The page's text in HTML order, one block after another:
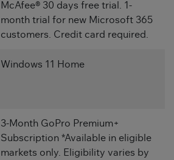
McAfee® 30 days free trial. 1-
month trial for new Microsoft 365
customers. Credit card required.
Windows 11 Home
3-Month GoPro Premium+
Subscription *Available in eligible
markets only. Eligibility varies by